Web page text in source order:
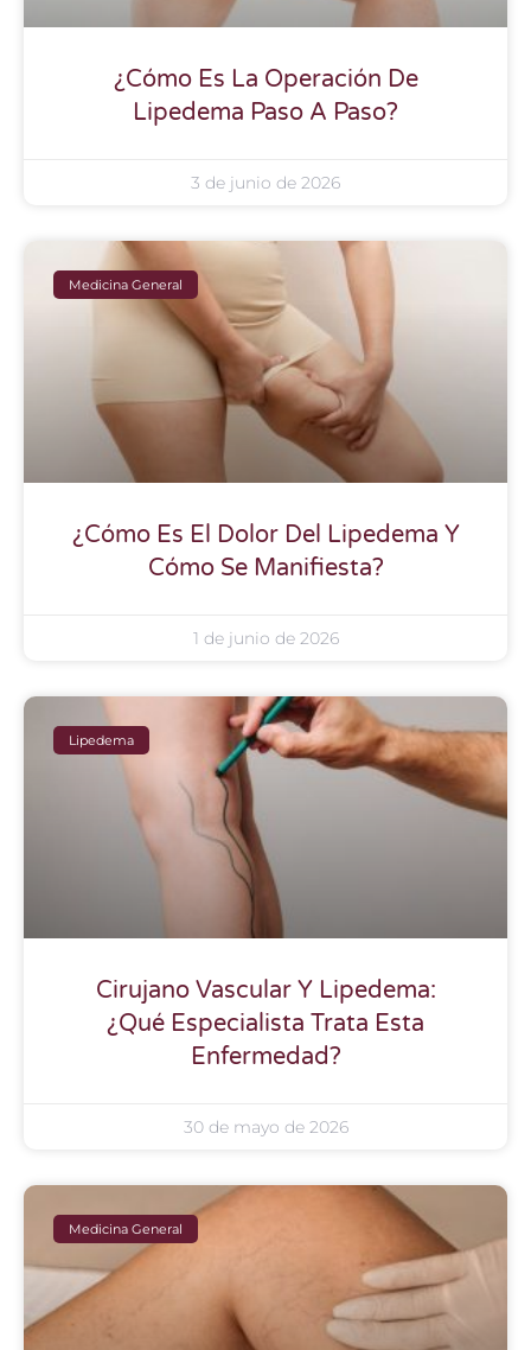
¿Cómo Es La Operación De
Lipedema Paso A Paso?
3 de junio de 2026
Medicina General
¿Cómo Es El Dolor Del Lipedema Y
Cómo Se Manifiesta?
1 de junio de 2026
Lipedema
Cirujano Vascular Y Lipedema:
¿Qué Especialista Trata Esta
Enfermedad?
30 de mayo de 2026
Medicina General